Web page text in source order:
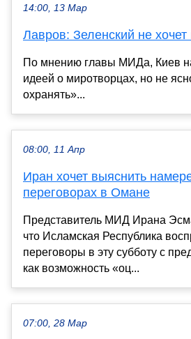
14:00, 13 Мар
Лавров: Зеленский не
По мнению главы МИДа, Киев
идеей о миротворцах, но не
охранять»...
08:00, 11 Апр
Иран хочет выяснить
переговорах в Омане
Представитель МИД Ирана
что Исламская Республика
переговоры в эту субботу с
как возможность «оц...
07:00, 28 Мар